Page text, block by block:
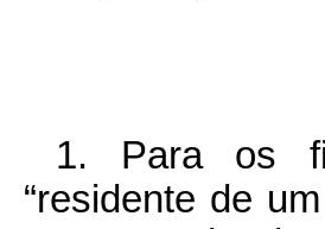
1. Para os
“residente de